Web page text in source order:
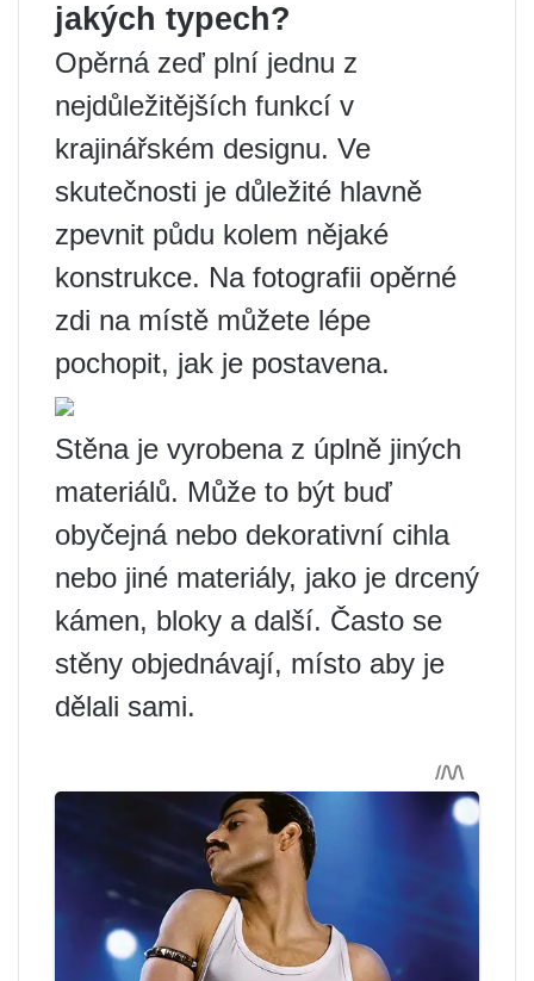
jakých typech?
Opěrná zeď plní jednu z
nejdůležitějších funkcí v
krajinářském designu. Ve
skutečnosti je důležité hlavně
zpevnit půdu kolem nějaké
konstrukce. Na fotografii opěrné
zdi na místě můžete lépe
pochopit, jak je postavena.
Stěna je vyrobena z úplně jiných
materiálů. Může to být buď
obyčejná nebo dekorativní cihla
nebo jiné materiály, jako je drcený
kámen, bloky a další. Často se
stěny objednávají, místo aby je
dělali sami.